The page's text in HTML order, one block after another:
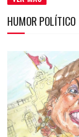
HUMOR POLÍTICO